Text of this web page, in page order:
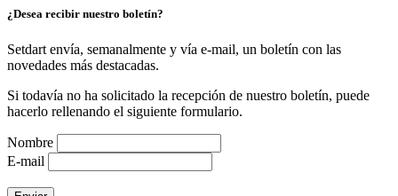
¿Desea recibir nuestro boletín?
Setdart envía, semanalmente y vía e-mail, un boletín con las
novedades más destacadas.
Si todavía no ha solicitado la recepción de nuestro boletín, puede
hacerlo rellenando el siguiente formulario.
Nombre
E-mail